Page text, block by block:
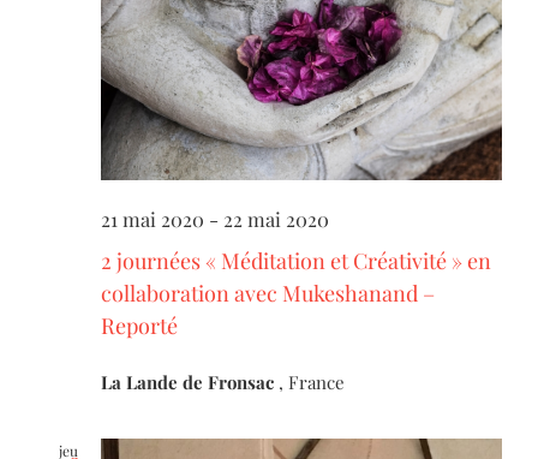
21 mai 2020 - 22 mai 2020
2 journées « Méditation et Créativité » en
collaboration avec Mukeshanand –
Reporté
La Lande de Fronsac , France
jeu